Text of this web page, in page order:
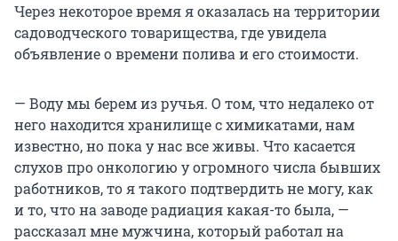
Через некоторое время я оказалась на территории
садоводческого товарищества, где увидела
объявление о времени полива и его стоимости.
— Воду мы берем из ручья. О том, что недалеко от
него находится хранилище с химикатами, нам
известно, но пока у нас все живы. Что касается
слухов про онкологию у огромного числа бывших
работников, то я такого подтвердить не могу, как
и то, что на заводе радиация какая-то была, —
рассказал мне мужчина, который работал на